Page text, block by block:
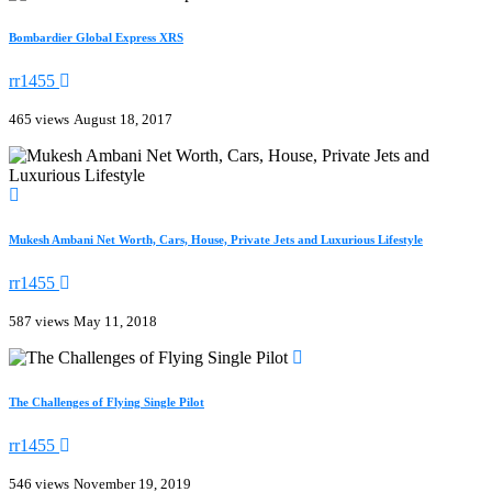
Bombardier Global Express XRS
rr1455
465 views August 18, 2017
Mukesh Ambani Net Worth, Cars, House, Private Jets and Luxurious Lifestyle
rr1455
587 views May 11, 2018
The Challenges of Flying Single Pilot
rr1455
546 views November 19, 2019